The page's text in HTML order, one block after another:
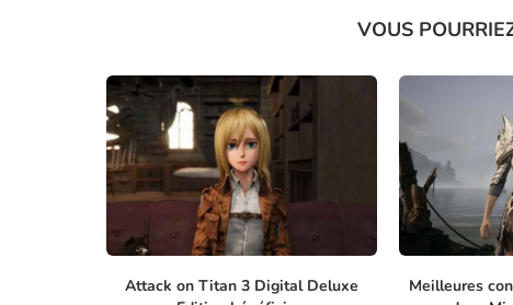
VOUS
Attack on Titan 3 Digital Deluxe
Meilleures